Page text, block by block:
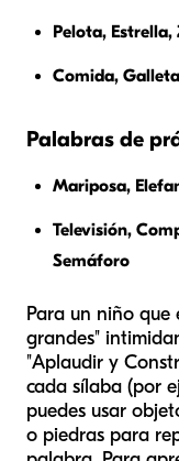
Pelota,
Comida,
Palabras de
Mariposa,
Televisión,
Semáforo
Para un niño que
grandes"
"Aplaudir y
cada sílaba (por
puedes usar
o piedras para